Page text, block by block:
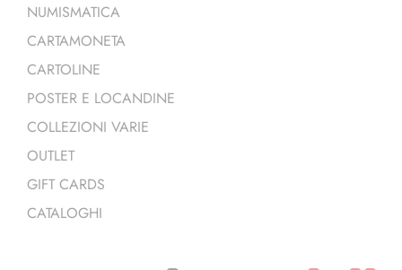
NUMISMATICA
CARTAMONETA
CARTOLINE
POSTER E LOCANDINE
COLLEZIONI VARIE
OUTLET
GIFT CARDS
CATALOGHI